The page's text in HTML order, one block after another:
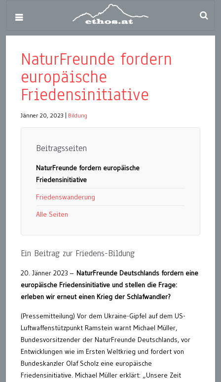
NaturFreunde fordern
europäische
Friedensinitiative
Jänner 20, 2023 Bildung
Beitragsseiten
NaturFreunde fordern europäische
Friedensinitiative
Friedenswanderung
Alle Seiten
Ein Beitrag zur Friedens-Bildung
20. Jänner 2023 – NaturFreunde Deutschlands fordern eine
europäische Friedensinitiative und stellen die Frage:
erleben wir erneut einen Krieg der Schlafwandler?
(Pressemitteilung) Vor dem Ukraine-Gipfel auf dem US-
Luftwaffenstützpunkt Ramstein warnt Michael Müller,
Bundesvorsitzender der NaturFreunde Deutschlands, vor
Entwicklungen wie im Ersten Weltkrieg und fordert von
Bundeskanzler Olaf Scholz eine europäische
Friedensinitiative. Michael Müller erklärt: „Unsere Zeit